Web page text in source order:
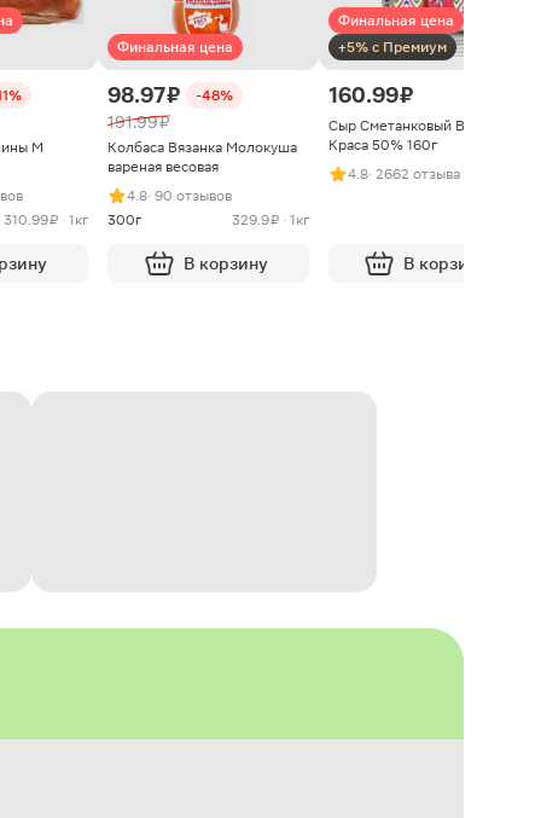
М
310.99 ₽ · 1кг
Финальная цена
98.97 ₽ -48%
191.99 ₽
Колбаса Вязанка Молокуша
вареная весовая
4.8· 90 отзывов
300г
329.9 ₽ · 1кг
В корзину
Финальная цена
+5% с Премиум
160.99 ₽
Сыр Сметанковый Варвара
Краса 50% 160г
4.8· 2662 отзыва
В корзину